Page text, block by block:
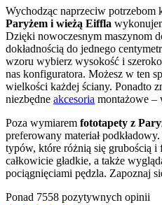
Wychodząc naprzeciw potrzebom
Paryżem i wieżą Eiffla
Dzięki nowoczesnym maszynom
dokładnością do jednego
wzoru wybierz wysokość i
nas konfiguratora. Możesz w ten
wielkości każdej ściany. Ponadto
niezbędne akcesoria montażowe –
Poza wymiarem fototapety z
preferowany materiał
typów, które różnią się grubością
całkowicie gładkie, a także
pociągnięciami pędzla. Zapoznaj
Ponad 7558 pozytywnych opinii